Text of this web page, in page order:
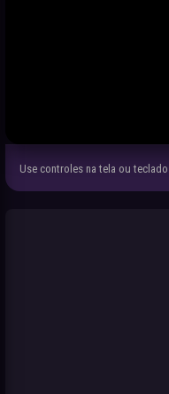
Use controles na tela ou teclado.